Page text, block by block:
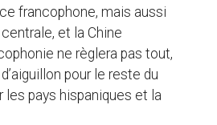
francophone, mais aussi
centrale, et la Chine
ne règlera pas tout,
pour le reste du
les pays hispaniques et la